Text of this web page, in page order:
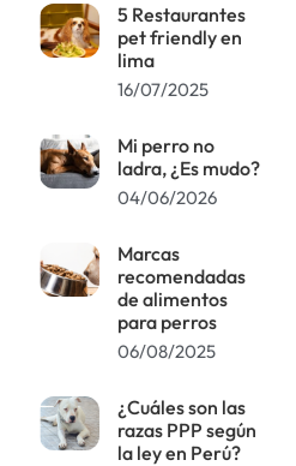
5 Restaurantes
pet friendly en
lima
16/07/2025
Mi perro no
ladra, ¿Es mudo?
04/06/2026
Marcas
recomendadas
de alimentos
para perros
06/08/2025
¿Cuáles son las
razas PPP según
la ley en Perú?